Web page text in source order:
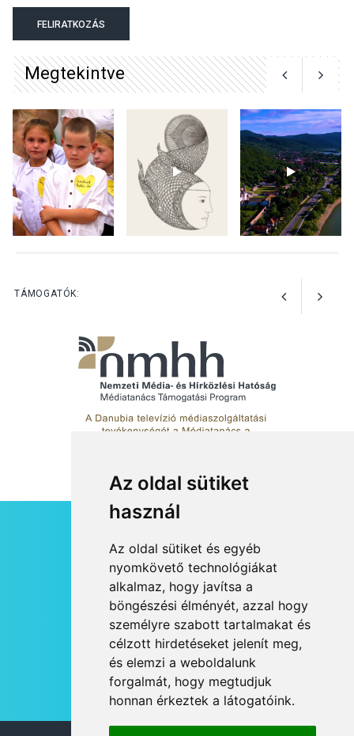
Az oldal sütiket
használ
Az oldal sütiket és egyéb
nyomkövető technológiákat
alkalmaz, hogy javítsa a
böngészési élményét, azzal hogy
személyre szabott tartalmakat és
célzott hirdetéseket jelenít meg,
és elemzi a weboldalunk
forgalmát, hogy megtudjuk
honnan érkeztek a látogatóink.
kínálnak a szabadtéri
Szeptembertől emelkednek
a parkolási díjak
Szentendrén
2026 AUG 05
FELIRATKOZÁS
Megtekintve
TÁMOGATÓK:
RSS
JOGI NYILATKOZAT
KAPCSOLAT
OLDALTÉRKÉP
IMPRESSZUM
HÍR BEKÜLDÉSE